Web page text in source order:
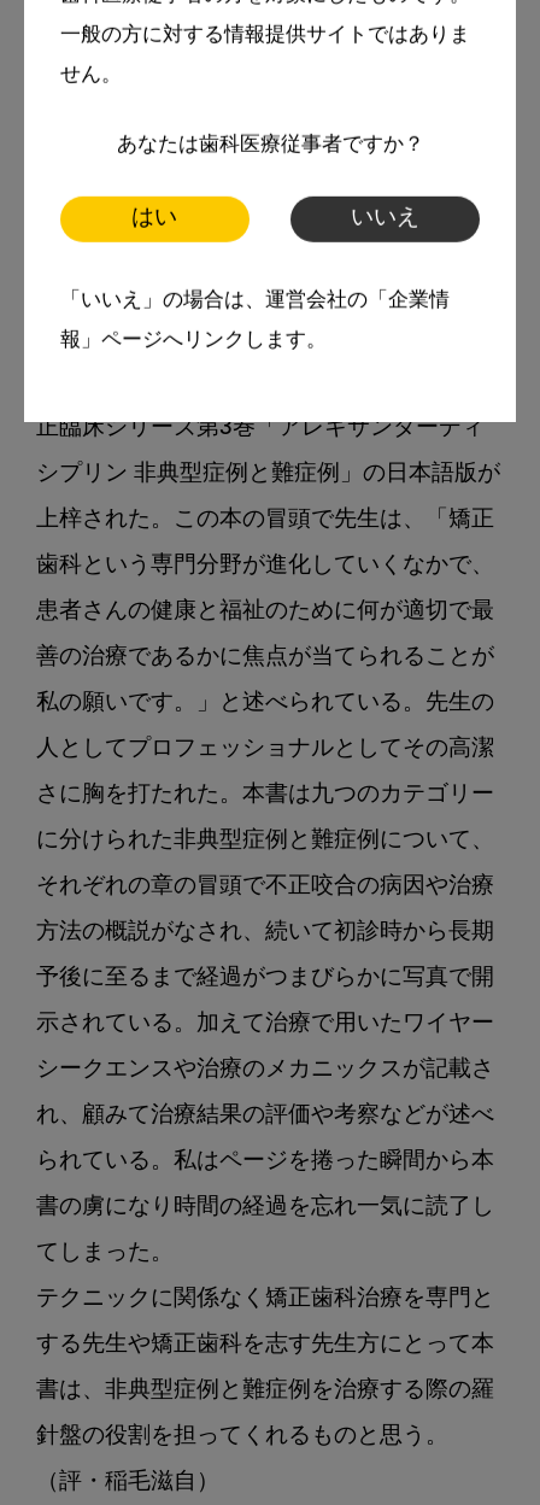
一般の方に対する情報提供サイトではありま
せん。
あなたは歯科医療従事者ですか？
はい いいえ
「いいえ」の場合は、運営会社の「企業情
報」ページへリンクします。
不世出の矯正歯科医Dr. Alexanderからのヘ
Dr. Alexanderは2022年4月21日に神のもと
に召された。Dr. Tweed門下の大先輩である
先生とは過去3回お会いし、うち2回は先生の
個人的な時間を拝借して私のつたない治験例
に心温まるアドバイスをいただいたことを鮮
正臨床シリーズ第3巻「アレキサンダーディ
シプリン 非典型症例と難症例」の日本語版が
上梓された。この本の冒頭で先生は、「矯正
歯科という専門分野が進化していくなかで、
患者さんの健康と福祉のために何が適切で最
善の治療であるかに焦点が当てられることが
私の願いです。」と述べられている。先生の
人としてプロフェッショナルとしてその高潔
さに胸を打たれた。本書は九つのカテゴリー
に分けられた非典型症例と難症例について、
それぞれの章の冒頭で不正咬合の病因や治療
方法の概説がなされ、続いて初診時から長期
予後に至るまで経過がつまびらかに写真で開
示されている。加えて治療で用いたワイヤー
シークエンスや治療のメカニックスが記載さ
れ、顧みて治療結果の評価や考察などが述べ
られている。私はページを捲った瞬間から本
書の虜になり時間の経過を忘れ一気に読了し
てしまった。
テクニックに関係なく矯正歯科治療を専門と
する先生や矯正歯科を志す先生方にとって本
書は、非典型症例と難症例を治療する際の羅
針盤の役割を担ってくれるものと思う。
（評・稲毛滋自）